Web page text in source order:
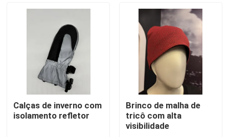
Quem Somos
Fábrica
Controle de Qualidade
Calças de inverno com
isolamento refletor
Brinco de malha de
tricô com alta
visibilidade